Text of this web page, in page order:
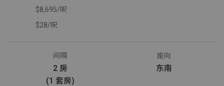
$8,695/呎
$28/呎
间隔
2 房
(1 套房)
座向
东南